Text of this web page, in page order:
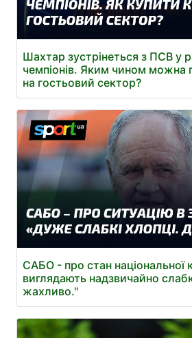
Шахтар зустрінеться з ПСВ у
чемпіонів. Яким чином можна
на гостьовий сектор?
САБО - про стан національної
виглядають надзвичайно
жахливо."